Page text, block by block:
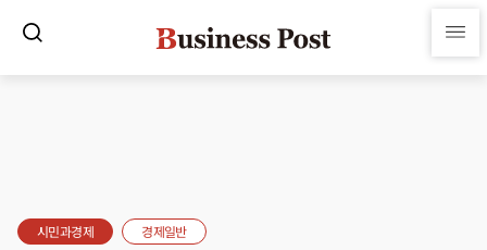
시민과경제 경제일반